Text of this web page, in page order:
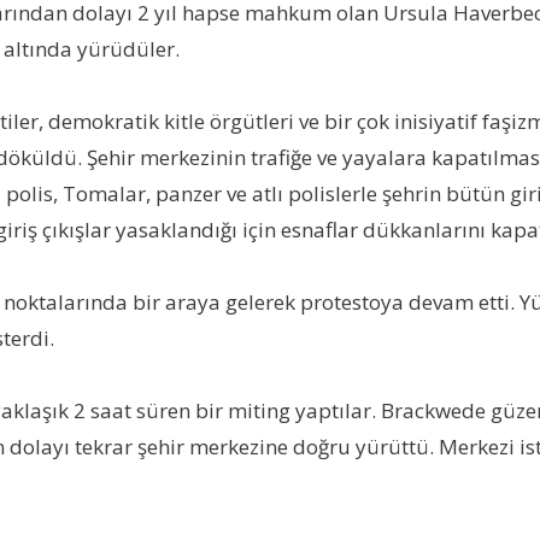
dolayı 2 yıl hapse mahkum olan Ursula
altında yürüdüler.
demokratik kitle örgütleri ve bir çok inisiyatif
Şehir merkezinin trafiğe ve yayalara
Tomalar, panzer ve atlı polislerle şehrin bütün
çıkışlar yasaklandığı için esnaflar dükkanlarını
bir araya gelerek protestoya devam etti.
2 saat süren bir miting yaptılar. Brackwede
tekrar şehir merkezine doğru yürüttü. Merkezi